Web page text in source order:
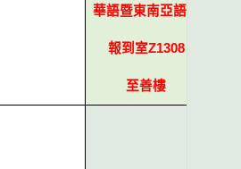
華語暨東南亞語組
報到室Z1308
至善樓